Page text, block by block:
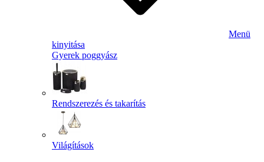
Menü
kinyitása
Gyerek poggyász
Rendszerezés és takarítás
Világítások